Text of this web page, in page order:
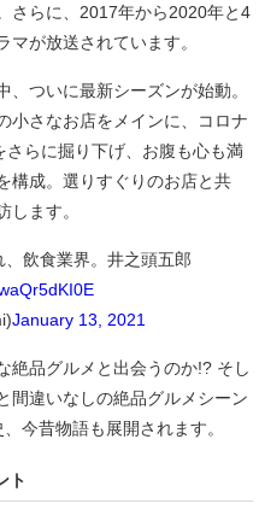
さらに、2017年から2020年と4
が放送されています。
ついに最新シーズンが始動。
小さなお店をメインに、コロナ
さらに掘り下げ、お腹も心も満
構成。選りすぐりのお店と共
します。
飲食業界。井之頭五郎
January 13, 2021
品グルメと出会うのか!? そし
間違いなしの絶品グルメシーン
今昔物語も展開されます。
ト